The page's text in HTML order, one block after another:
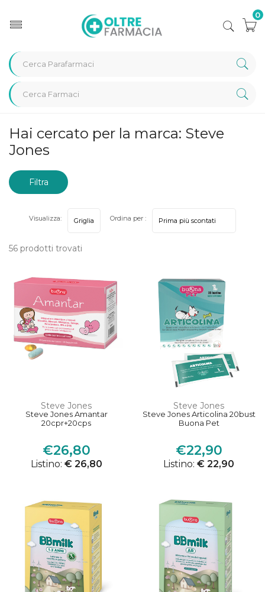
0
Home Marche parafarmaci Steve Jones
Hai cercato per la marca: Steve
Jones
Filtra
56 prodotti trovati
Visualizza: Ordina per :
Steve Jones
Steve Jones Amantar
20cpr+20cps
€26,80
Listino: € 26,80
Steve Jones
Steve Jones Articolina 20bust
Buona Pet
€22,90
Listino: € 22,90